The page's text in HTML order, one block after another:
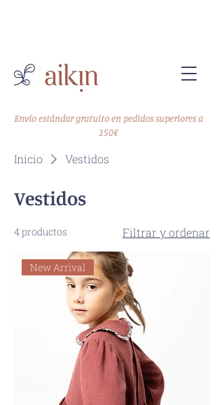
Envío estándar gratuito en pedidos superiores a
150€
Inicio Vestidos
Vestidos
4 productos Filtrar y ordenar
New Arrival